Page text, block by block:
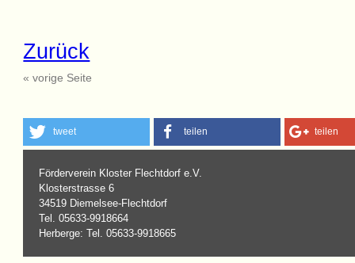
Zurück
« vorige Seite
tweet teilen teilen
Förderverein Kloster Flechtdorf e.V.
Klosterstrasse 6
34519 Diemelsee-Flechtdorf
Tel. 05633-9918664
Herberge: Tel. 05633-9918665